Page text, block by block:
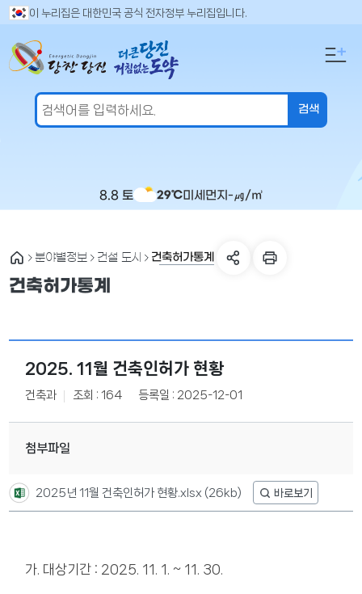
이 누리집은 대한민국 공식 전자정부 누리집입니다.
8.8 토 29℃미세먼지 -㎍/㎥
검
어
입
분야별정보 건설 도시 건축허가통계
건축허가통계
2025. 11월 건축인허가 현황
건축과 조회 : 164 등록일 : 2025-12-01
첨부파일
2025년 11월 건축인허가 현황.xlsx (26kb)
가. 대상기간 : 2025. 11. 1. ~ 11. 30.
만
도
의
세